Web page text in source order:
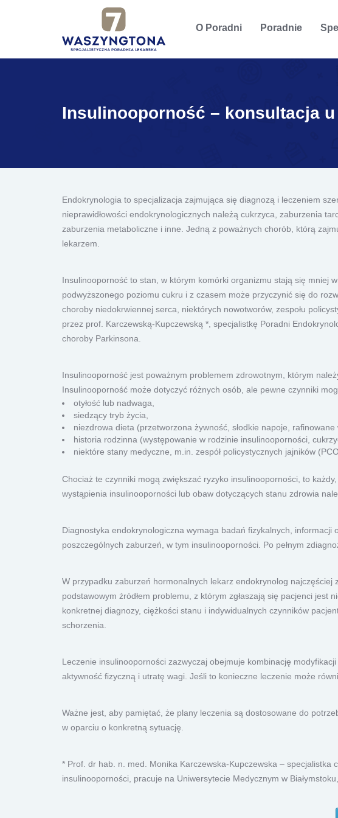
O Poradni Poradnie
Insulinooporność – konsultacja
Endokrynologia to specjalizacja zajmująca się diagnozą i leczeniem
nieprawidłowości endokrynologicznych należą cukrzyca, zaburzenia
zaburzenia metaboliczne i inne. Jedną z poważnych chorób, którą
lekarzem.
Insulinooporność to stan, w którym komórki organizmu stają się mniej
podwyższonego poziomu cukru i z czasem może przyczynić się do
choroby niedokrwiennej serca, niektórych nowotworów, zespołu
przez prof. Karczewską-Kupczewską *, specjalistkę Poradni
choroby Parkinsona.
Insulinooporność jest poważnym problemem zdrowotnym, którym
Insulinooporność może dotyczyć różnych osób, ale pewne czynniki
otyłość lub nadwaga,
siedzący tryb życia,
niezdrowa dieta (przetworzona żywność, słodkie napoje, rafinowane
historia rodzinna (występowanie w rodzinie insulinooporności,
niektóre stany medyczne, m.in. zespół policystycznych jajników
Chociaż te czynniki mogą zwiększać ryzyko insulinooporności, to
wystąpienia insulinooporności lub obaw dotyczących stanu zdrowia
Diagnostyka endokrynologiczna wymaga badań fizykalnych,
poszczególnych zaburzeń, w tym insulinooporności. Po pełnym
W przypadku zaburzeń hormonalnych lekarz endokrynolog
podstawowym źródłem problemu, z którym zgłaszają się pacjenci
konkretnej diagnozy, ciężkości stanu i indywidualnych czynników
schorzenia.
Leczenie insulinooporności zazwyczaj obejmuje kombinację
aktywność fizyczną i utratę wagi. Jeśli to konieczne leczenie może
Ważne jest, aby pamiętać, że plany leczenia są dostosowane do
w oparciu o konkretną sytuację.
* Prof. dr hab. n. med. Monika Karczewska-Kupczewska –
insulinooporności, pracuje na Uniwersytecie Medycznym w